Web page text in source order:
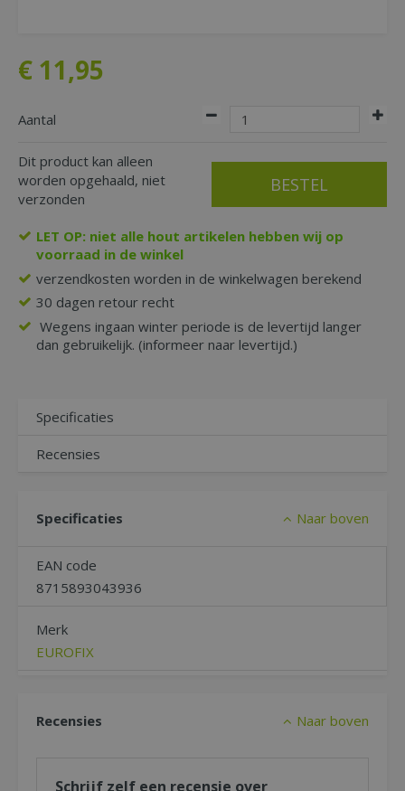
€ 11,95
Aantal
Dit product kan alleen
worden opgehaald, niet
verzonden
LET OP: niet alle hout artikelen hebben wij op
voorraad in de winkel
verzendkosten worden in de winkelwagen berekend
30 dagen retour recht
Wegens ingaan winter periode is de levertijd langer
dan gebruikelijk. (informeer naar levertijd.)
Specificaties
Recensies
Specificaties Naar boven
EAN code
8715893043936
Merk
EUROFIX
Recensies Naar boven
Schrijf zelf een recensie over